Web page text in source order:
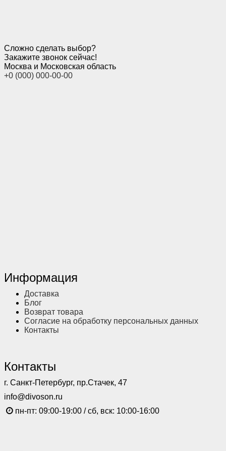
Сложно сделать выбор?
Закажите звонок сейчас!
Москва и Московская область
+0 (000) 000-00-00
Информация
Доставка
Блог
Возврат товара
Согласие на обработку персональных данных
Контакты
Контакты
г. Санкт-Петербург, пр.Стачек, 47
info@divoson.ru
пн-пт: 09:00-19:00 / сб, вск: 10:00-16:00